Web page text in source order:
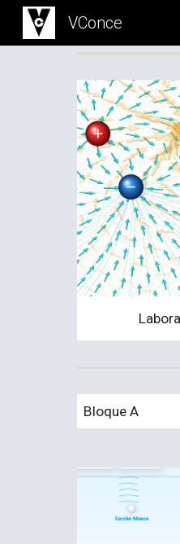
VConce
Bloque A